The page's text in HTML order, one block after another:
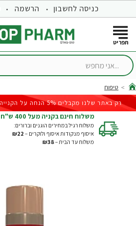
כניסה לחשבון הרשמה
...אני
home
טיפוח
רק באתר שלנו מקבלים 5% הנחה על הקנייה הבאה |
משלוח חינם בקניה מעל 400 ש"ח | דרך איפוסט עד 5 ק"ג
משלוח רגיל במחירים הוגנים וברורים:
איסוף מנקודות איסוף ולוקרים – ₪22
משלוח עד הבית –₪38